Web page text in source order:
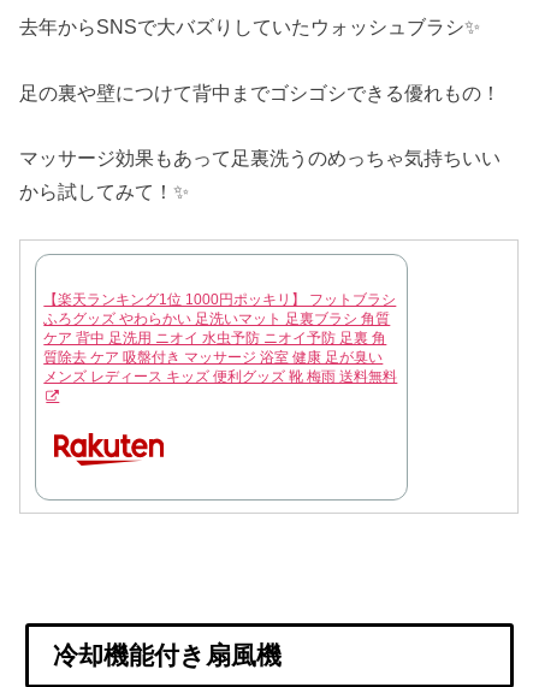
去年からSNSで大バズりしていたウォッシュブラシ✨
足の裏や壁につけて背中までゴシゴシできる優れもの！
マッサージ効果もあって足裏洗うのめっちゃ気持ちいい
から試してみて！✨
【楽天ランキング1位 1000円ポッキリ】 フットブラシ
ふろグッズ やわらかい 足洗いマット 足裏ブラシ 角質
ケア 背中 足洗用 ニオイ 水虫予防 ニオイ予防 足裏 角
質除去 ケア 吸盤付き マッサージ 浴室 健康 足が臭い
メンズ レディース キッズ 便利グッズ 靴 梅雨 送料無料
冷却機能付き扇風機